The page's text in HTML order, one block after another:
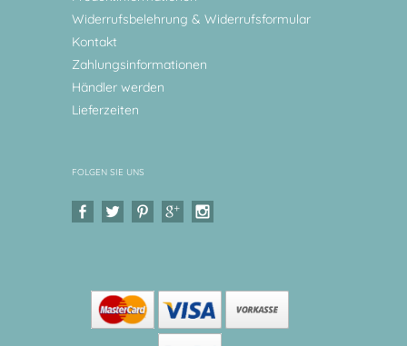
Widerrufsbelehrung & Widerrufsformular
Kontakt
Zahlungsinformationen
Händler werden
Lieferzeiten
FOLGEN SIE UNS